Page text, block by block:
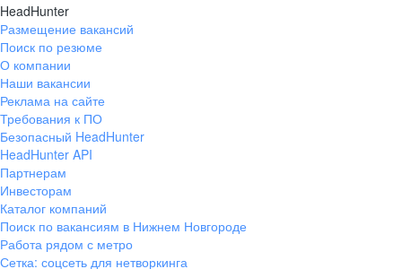
HeadHunter
Размещение вакансий
Поиск по резюме
О компании
Наши вакансии
Реклама на сайте
Требования к ПО
Безопасный HeadHunter
HeadHunter API
Партнерам
Инвесторам
Каталог компаний
Поиск по вакансиям в Нижнем Новгороде
Работа рядом с метро
Сетка: соцсеть для нетворкинга